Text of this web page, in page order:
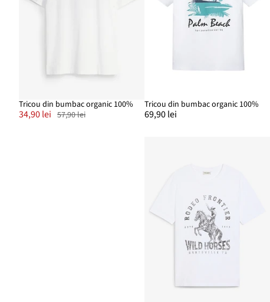
Tricou din bumbac organic 100%
34,90 lei 57,90 lei
Tricou din bumbac organic 100%
69,90 lei